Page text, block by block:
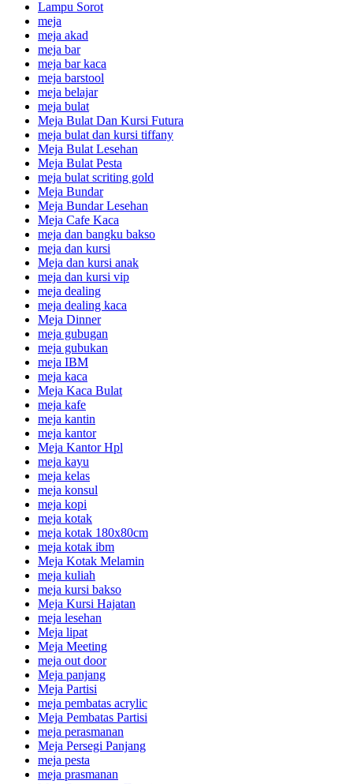
Lampu Sorot
meja
meja akad
meja bar
meja bar kaca
meja barstool
meja belajar
meja bulat
Meja Bulat Dan Kursi Futura
meja bulat dan kursi tiffany
Meja Bulat Lesehan
Meja Bulat Pesta
meja bulat scriting gold
Meja Bundar
Meja Bundar Lesehan
Meja Cafe Kaca
meja dan bangku bakso
meja dan kursi
Meja dan kursi anak
meja dan kursi vip
meja dealing
meja dealing kaca
Meja Dinner
meja gubugan
meja gubukan
meja IBM
meja kaca
Meja Kaca Bulat
meja kafe
meja kantin
meja kantor
Meja Kantor Hpl
meja kayu
meja kelas
meja konsul
meja kopi
meja kotak
meja kotak 180x80cm
meja kotak ibm
Meja Kotak Melamin
meja kuliah
meja kursi bakso
Meja Kursi Hajatan
meja lesehan
Meja lipat
Meja Meeting
meja out door
Meja panjang
Meja Partisi
meja pembatas acrylic
Meja Pembatas Partisi
meja perasmanan
Meja Persegi Panjang
meja pesta
meja prasmanan